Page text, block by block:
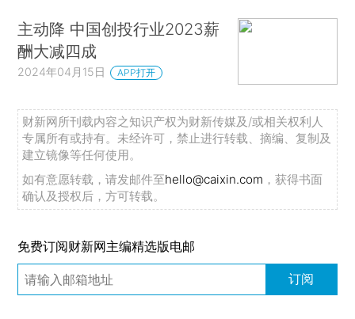
主动降 中国创投行业2023薪
酬大减四成
2024年04月15日 APP打开
财新网所刊载内容之知识产权为财新传媒及/或相关权利人
专属所有或持有。未经许可，禁止进行转载、摘编、复制及
建立镜像等任何使用。
如有意愿转载，请发邮件至hello@caixin.com ，获得书面
确认及授权后，方可转载。
免费订阅财新网主编精选版电邮
订阅